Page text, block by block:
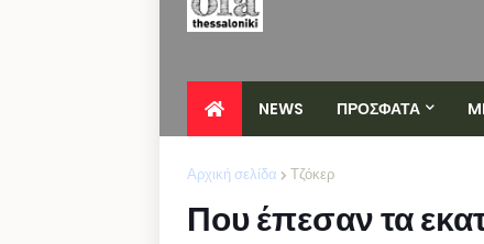
NEWS ΠΡΟΣΦΑΤΑ
Αρχική σελίδα Τζόκερ
Που έπεσαν τα